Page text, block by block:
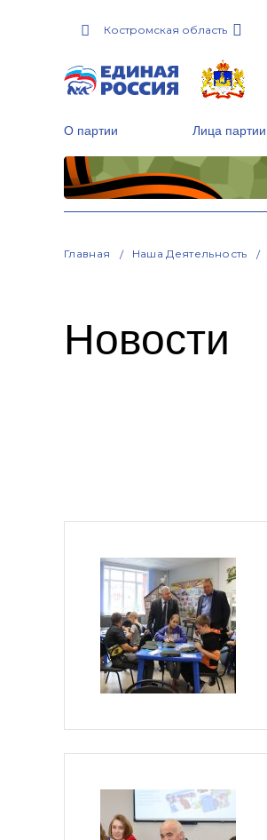
Костромская область
О партии Лица партии
Главная Наша Деятельность
Новости